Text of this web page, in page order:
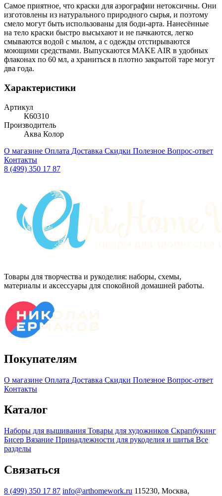
Самое приятное, что краски для аэрографии нетоксичны. Они
изготовлены из натурального природного сырья, и поэтому
смело могут быть использованы для боди-арта. Нанесённые
на тело краски быстро высыхают и не пачкаются, легко
смываются водой с мылом, а с одежды отстирываются
моющими средствами. Выпускаются MAKE AIR в удобных
флаконах по 60 мл, а храниться в плотно закрытой таре могут
два года.
Характеристики
Артикул
К60310
Производитель
Аква Колор
О магазине Оплата Доставка Скидки Полезное Вопрос-ответ
Контакты
8 (499) 350 17 87
Товары для творчества и рукоделия: наборы, схемы,
материалы и аксессуары для спокойной домашней работы.
Покупателям
О магазине Оплата Доставка Скидки Полезное Вопрос-ответ
Контакты
Каталог
Наборы для вышивания Товары для художников Скрапбукинг
Бисер Вязание Принадлежности для рукоделия и шитья Все
разделы
Связаться
8 (499) 350 17 87 info@arthomework.ru 115230, Москва,